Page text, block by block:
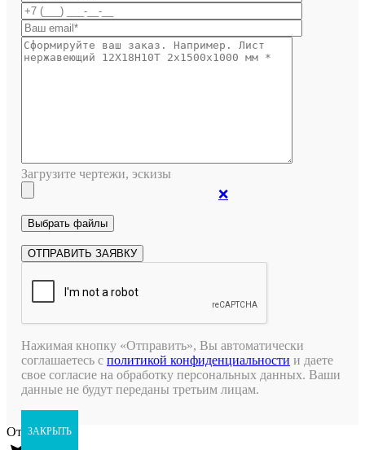
Загрузите чертежи, эскизы
❌
Нажимая кнопку «Отправить», Вы автоматически
соглашаетесь с политикой конфиденциальности и даете
свое согласие на обработку персональных данных. Ваши
данные не будут переданы третьим лицам.
ЗАКРЫТЬ
Открыть чат